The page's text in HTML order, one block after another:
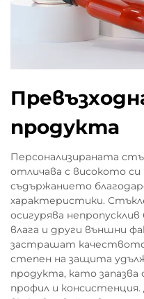
продукта
Персонализираната
отличава с високото
съдържанието
характеристики.
осигурява
влага и други външни
застрашат качеството
степен на защита
продукта, като запазва
профил и